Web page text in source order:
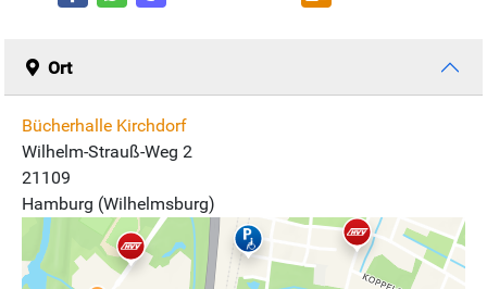
Ort
Bücherhalle Kirchdorf
Wilhelm-Strauß-Weg 2
21109
Hamburg (Wilhelmsburg)